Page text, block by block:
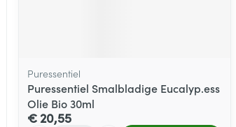
Puressentiel
Puressentiel Smalbladige Eucalyp.ess
Olie Bio 30ml
€ 20,55